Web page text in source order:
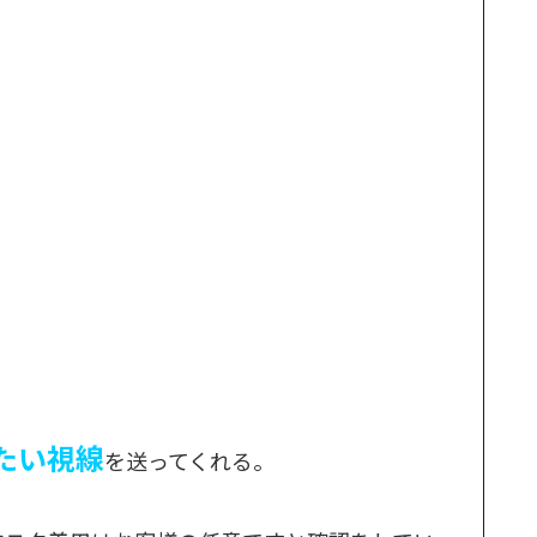
い視線を送ってくれる。